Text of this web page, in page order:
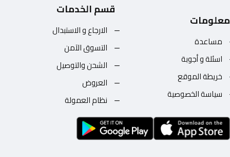
معلومات
مساعدة
اسئلة و أجوبة
خريطة الموقع
سياسة الخصوصية
قسم الخدمات
الارجاع و الاستبدال
التسوق الآمن
الشحن والتوصيل
العروض
نظام العمولة